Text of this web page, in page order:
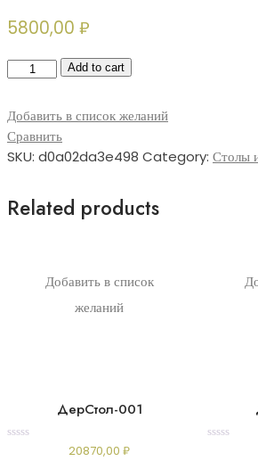
5800,00 ₽
ДерСтул-005Add to cart
Добавить в список желаний
Сравнить
SKU: d0a02da3e498 Category: Столы
Related products
Добавить в список
желаний
ДерСтол-001
20870,00₽